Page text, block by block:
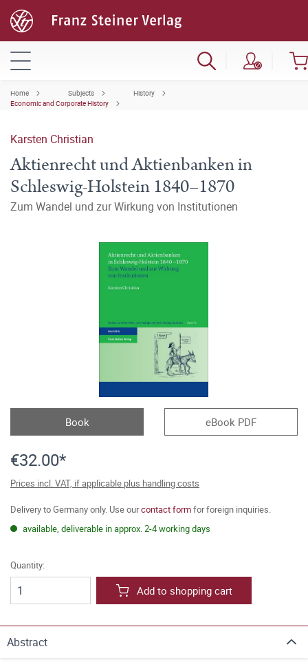
Home Subjects
History
Economic and Corporate History
Karsten Christian
Aktienrecht und Aktienbanken in
Schleswig-Holstein 1840–1870
Zum Wandel und zur Wirkung von Institutionen
Book eBook PDF
€32.00*
Prices incl. VAT, if applicable plus handling costs
Delivery to Germany only. Use ourcontact formfor foreign inquiries.
available, deliverable in approx. 2-4 working days
Quantity:
Add to shopping cart
Abstract